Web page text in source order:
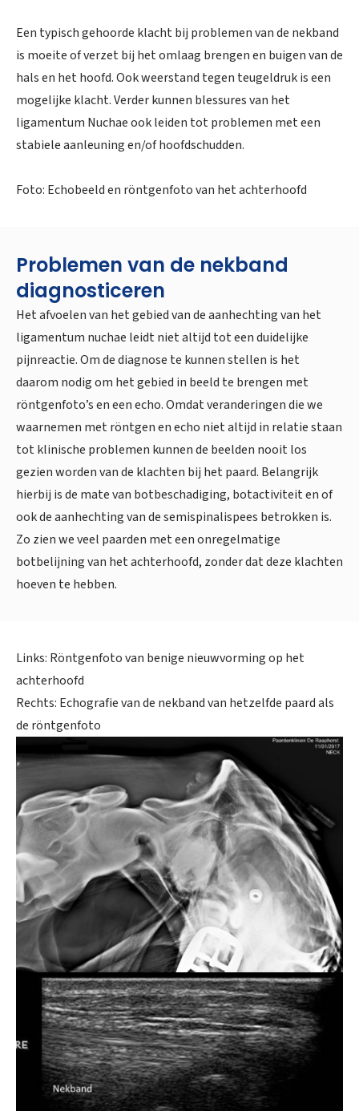
Een typisch gehoorde klacht bij problemen van de nekband
is moeite of verzet bij het omlaag brengen en buigen van de
hals en het hoofd. Ook weerstand tegen teugeldruk is een
mogelijke klacht. Verder kunnen blessures van het
ligamentum Nuchae ook leiden tot problemen met een
stabiele aanleuning en/of hoofdschudden.
Foto: Echobeeld en röntgenfoto van het achterhoofd
Problemen van de nekband
diagnosticeren
Het afvoelen van het gebied van de aanhechting van het
ligamentum nuchae leidt niet altijd tot een duidelijke
pijnreactie. Om de diagnose te kunnen stellen is het
daarom nodig om het gebied in beeld te brengen met
röntgenfoto’s en een echo. Omdat veranderingen die we
waarnemen met röntgen en echo niet altijd in relatie staan
tot klinische problemen kunnen de beelden nooit los
gezien worden van de klachten bij het paard. Belangrijk
hierbij is de mate van botbeschadiging, botactiviteit en of
ook de aanhechting van de semispinalispees betrokken is.
Zo zien we veel paarden met een onregelmatige
botbelijning van het achterhoofd, zonder dat deze klachten
hoeven te hebben.
Links: Röntgenfoto van benige nieuwvorming op het
achterhoofd
Rechts: Echografie van de nekband van hetzelfde paard als
de röntgenfoto